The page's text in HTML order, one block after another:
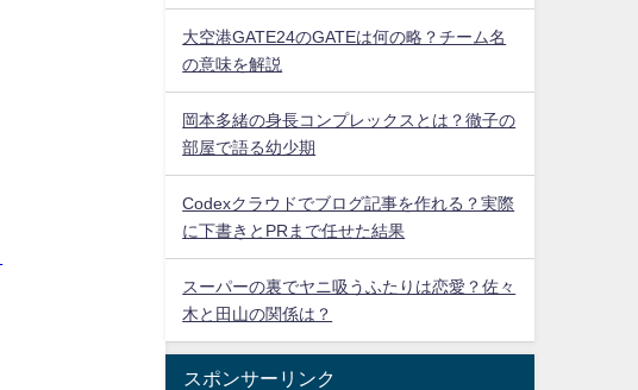
大空港GATE24のGATEは何の略？チーム名
の意味を解説
岡本多緒の身長コンプレックスとは？徹子の
部屋で語る幼少期
Codexクラウドでブログ記事を作れる？実際
に下書きとPRまで任せた結果
スーパーの裏でヤニ吸うふたりは恋愛？佐々
木と田山の関係は？
スポンサーリンク